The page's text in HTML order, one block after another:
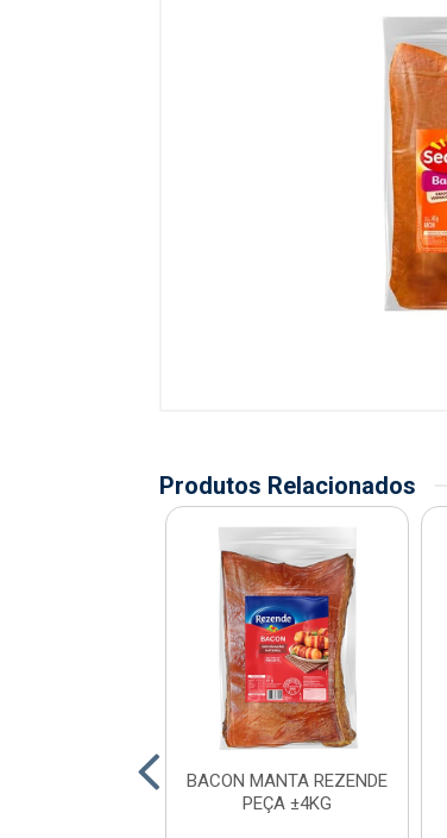
Produtos Relacionados
BACON MANTA REZENDE
PEÇA ±4KG